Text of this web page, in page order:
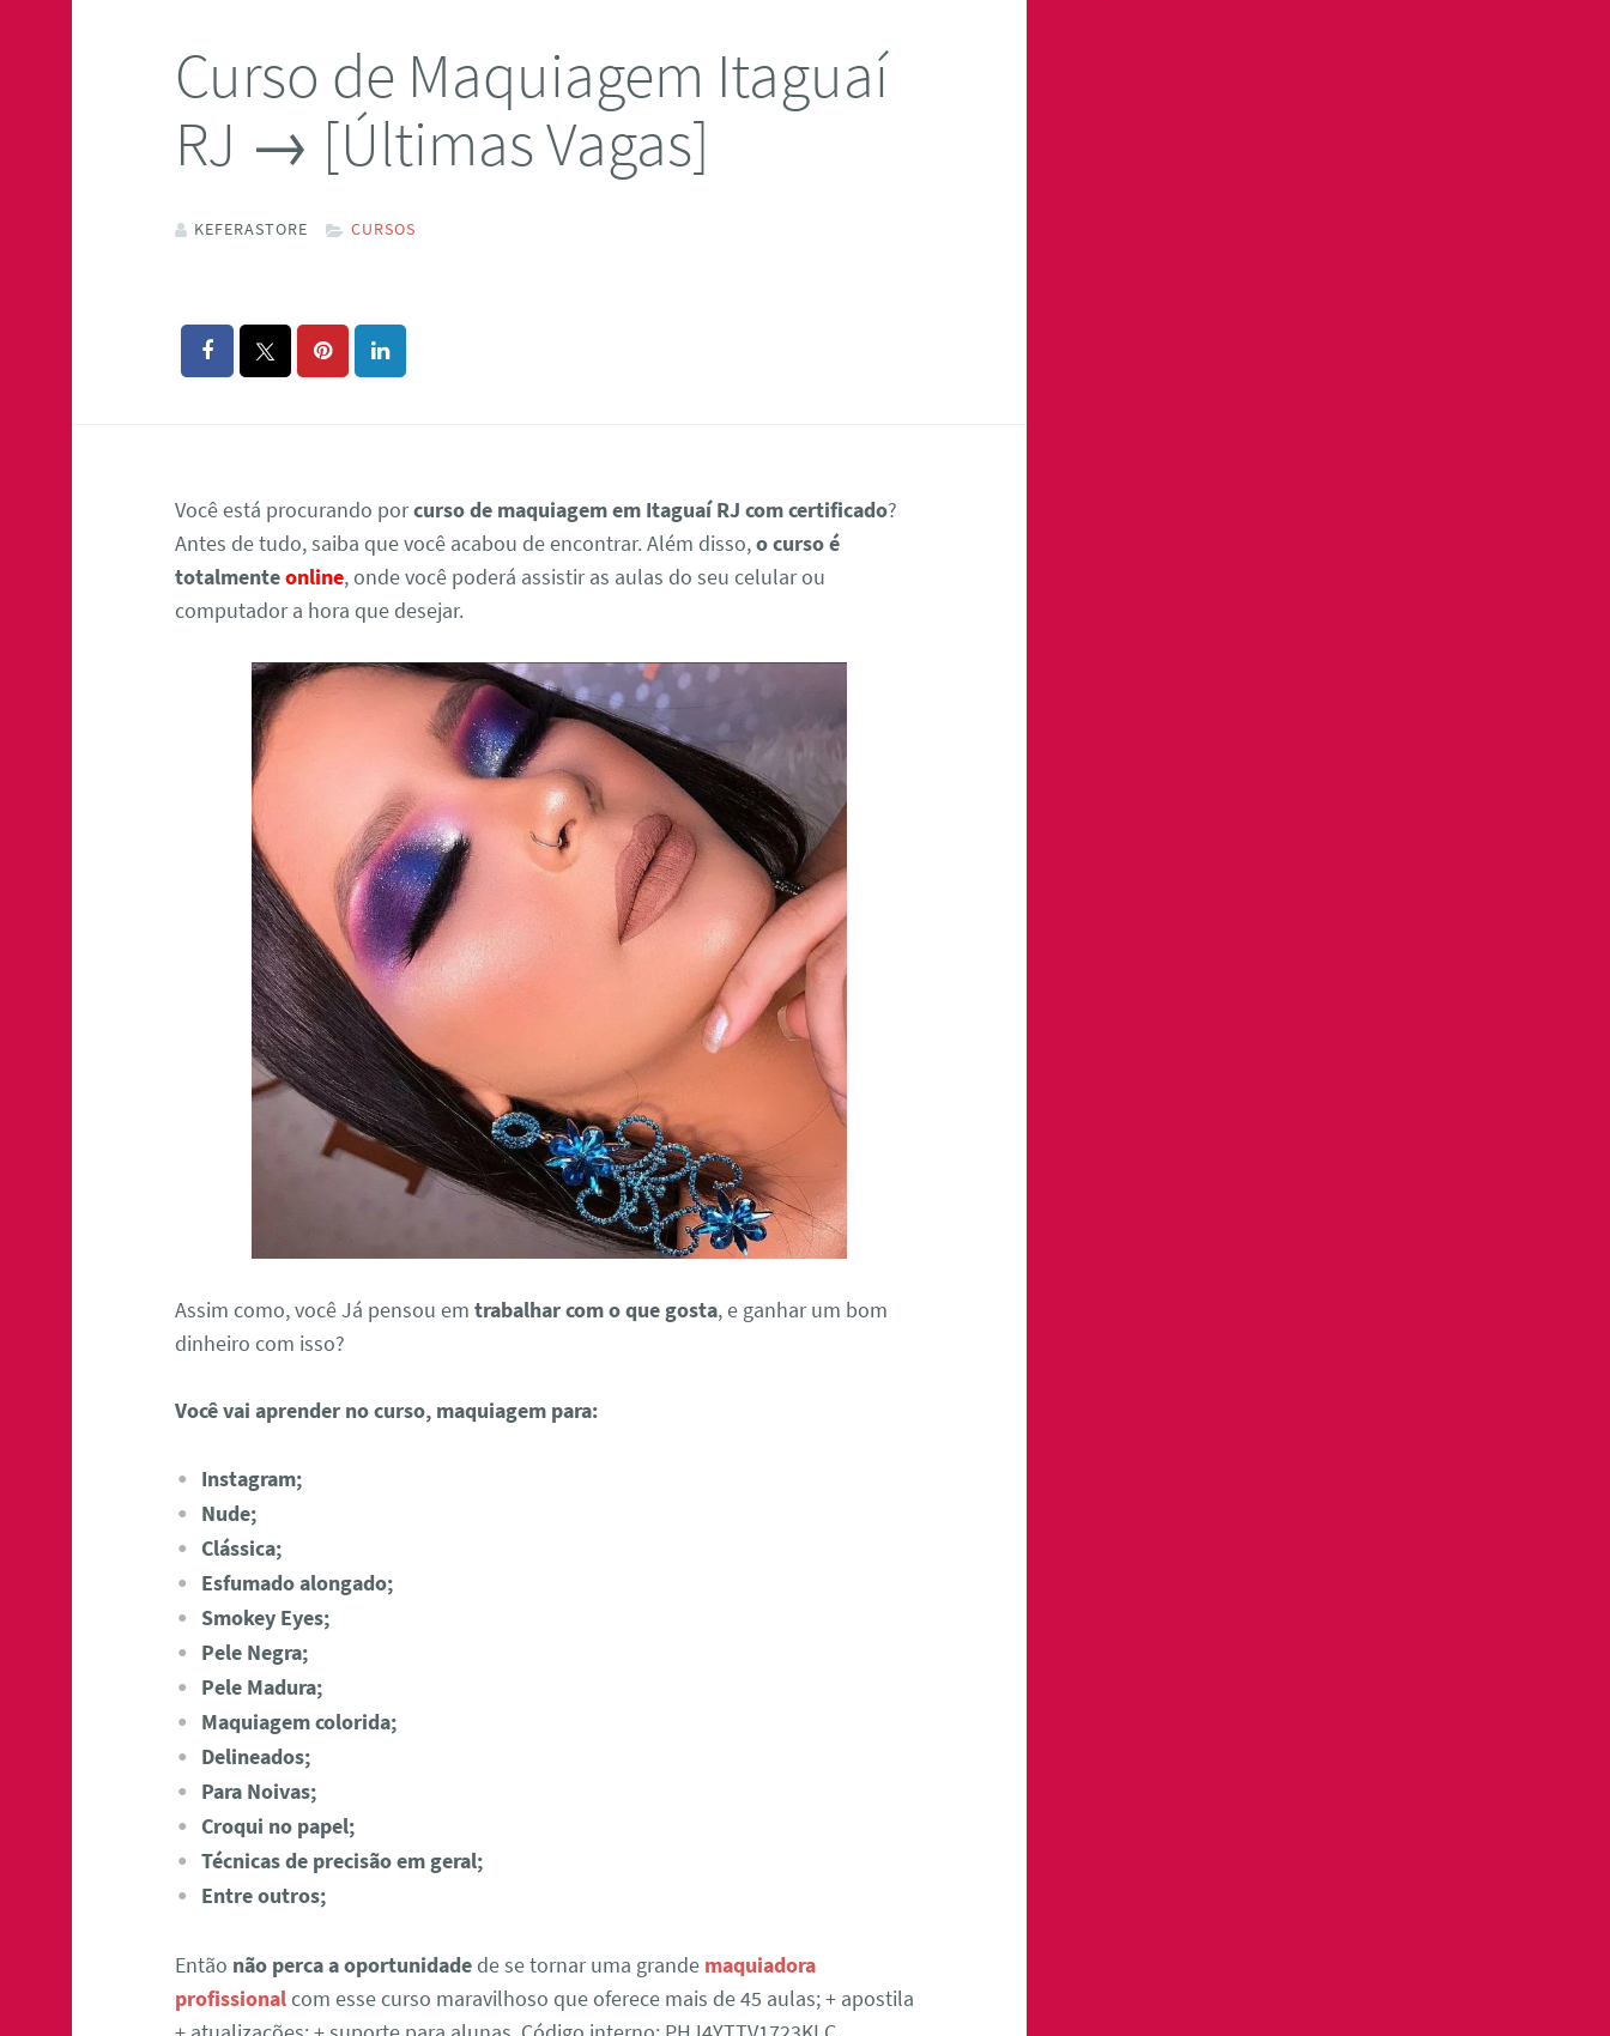
Curso de Maquiagem Itaguaí
RJ → [Últimas Vagas]
KEFERASTORE CURSOS
Você está procurando porcurso de maquiagem em Itaguaí RJ com certificado?
Antes de tudo, saiba que você acabou de encontrar. Além disso,o curso é
totalmenteonline, onde você poderá assistir as aulas do seu celular ou
computador a hora que desejar.
Assim como, você Já pensou emtrabalhar com o que gosta, e ganhar um bom
dinheiro com isso?
Você vai aprender no curso, maquiagem para:
Instagram;
Nude;
Clássica;
Esfumado alongado;
Smokey Eyes;
Pele Negra;
Pele Madura;
Maquiagem colorida;
Delineados;
Para Noivas;
Croqui no papel;
Técnicas de precisão em geral;
Entre outros;
Então não perca a oportunidade de se tornar uma grande maquiadora
profissionalcom esse curso maravilhoso que oferece mais de 45 aulas; + apostila